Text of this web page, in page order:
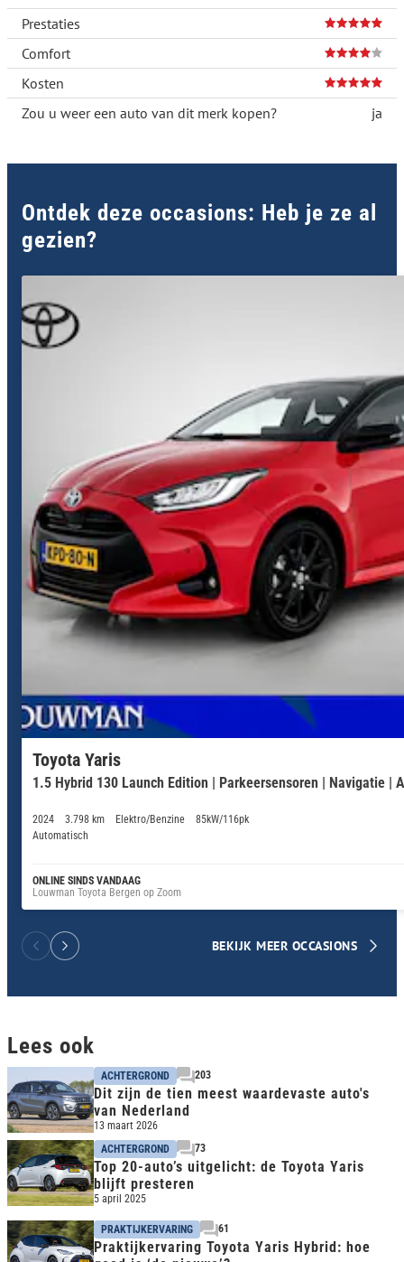
Prestaties
Comfort
Kosten
Zou u weer een auto van dit merk kopen?
ja
Ontdek deze occasions: Heb je ze al
gezien?
Toyota Yaris
1.5 Hybrid 130 Launch Edition | Parkeersensoren | Navigatie |
2024 3.798 km Elektro/Benzine
85kW/116pk
Automatisch
ONLINE SINDS VANDAAG
Louwman Toyota Bergen op Zoom
BEKIJK MEER OCCASIONS
Lees ook
ACHTERGROND 203
Dit zijn de tien meest waardevaste auto's
van Nederland
13 maart 2026
ACHTERGROND
73
Top 20-auto’s uitgelicht: de Toyota Yaris
blijft presteren
5 april 2025
PRAKTIJKERVARING 61
Praktijkervaring Toyota Yaris Hybrid: hoe